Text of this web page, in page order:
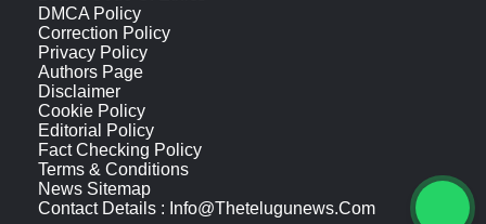
DMCA Policy
Correction Policy
Privacy Policy
Authors Page
Disclaimer
Cookie Policy
Editorial Policy
Fact Checking Policy
Terms & Conditions
News Sitemap
Contact Details : Info@thetelugunews.com